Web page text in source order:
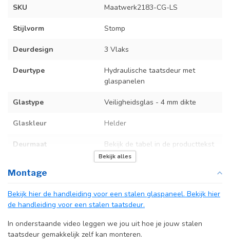
SKU Maatwerk2183-CG-LS
Stijlvorm Stomp
Deurdesign 3 Vlaks
Deurtype
Hydraulische taatsdeur met
glaspanelen
Glastype Veiligheidsglas - 4 mm dikte
Glaskleur Helder
Deurmaat Bekijk de tabel in de producttekst
N.v.t.
Afdekkap
(uitsluitend
taatsdeuren)
Incl. zwart kapje
Bekijk alles
Montage
Bekijk hier de handleiding voor een stalen glaspaneel. Bekijk hier
de handleiding voor een stalen taatsdeur.
In onderstaande video leggen we jou uit hoe je jouw stalen
taatsdeur gemakkelijk zelf kan monteren.